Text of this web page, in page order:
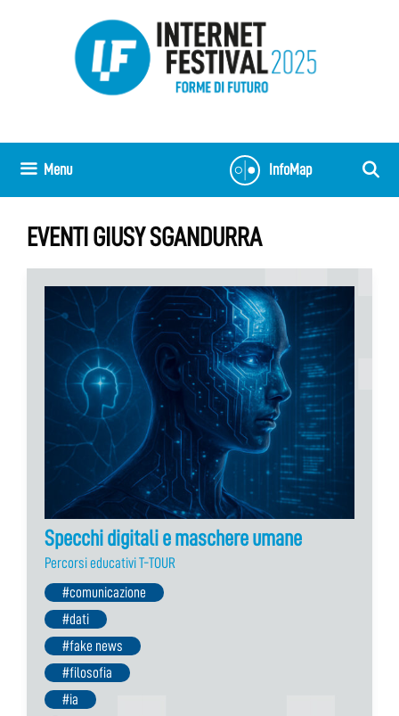
InfoMap
Menu
EVENTI GIUSY SGANDURRA
Specchi digitali e maschere umane
Percorsi educativi T-TOUR
#comunicazione
#dati
#fake news
#filosofia
#ia